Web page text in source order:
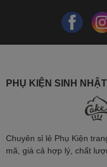
PHỤ KIỆN SINH
Chuyên sỉ lẻ Phụ Kiện
mã, giá cả hợp lý, chất